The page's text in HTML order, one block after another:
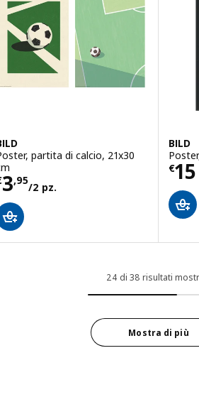
partita di calcio, 21x30
3,95
/2 pz. € 3,95/2 pz.
BILD
€15
24 di 38 risultati
Mostra di più